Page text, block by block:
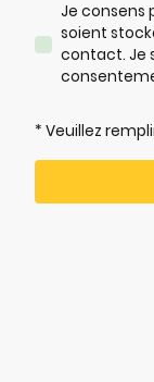
Je consens
soient
contact. Je
* Veuillez